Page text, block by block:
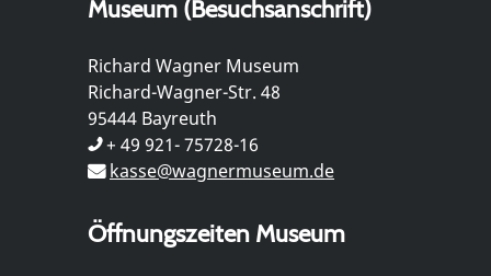
Museum (Besuchsanschrift)
Richard Wagner Museum
Richard-Wagner-Str. 48
95444 Bayreuth
+ 49 921- 75728-16
kasse@wagnermuseum.de
Öffnungszeiten Museum